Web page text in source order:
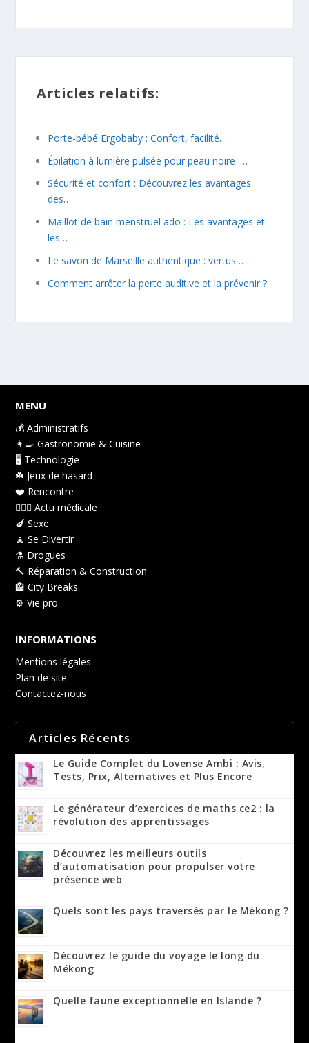
Articles relatifs:
Porte-bébé Ergobaby : Confort, facilité…
Épilation à lumière pulsée pour peau noire :…
Sécurité et confort : Découvrez les avantages
des…
Maillot de bain menstruel ado : Les avantages et
les…
Le savon de Marseille authentique : vertus…
Comment arrêter la perte auditive et la prévenir ?
MENU
💰 Administratifs
👩‍🍳 Gastronomie & Cuisine
🖥️ Technologie
☘️ Jeux de hasard
❤️️ Rencontre
👩🏻‍⚕️ Actu médicale
🍆 Sexe
🧘 Se Divertir
⚗️ Drogues
🔨 Réparation & Construction
🏤 City Breaks
⚙️ Vie pro
INFORMATIONS
Mentions légales
Plan de site
Contactez-nous
Articles Récents
Le Guide Complet du Lovense Ambi : Avis,
Tests, Prix, Alternatives et Plus Encore
Le générateur d’exercices de maths ce2 : la
révolution des apprentissages
Découvrez les meilleurs outils
d’automatisation pour propulser votre
présence web
Quels sont les pays traversés par le Mékong ?
Découvrez le guide du voyage le long du
Mékong
Quelle faune exceptionnelle en Islande ?